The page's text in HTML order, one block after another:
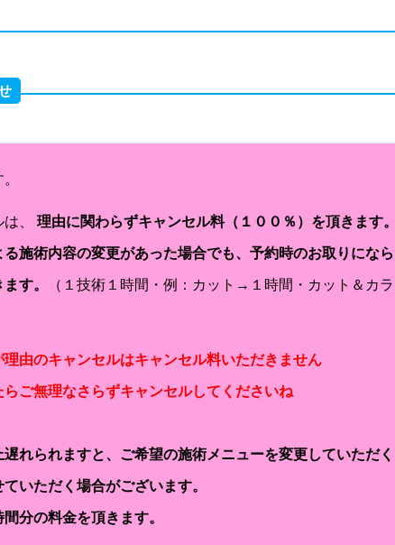
は、理由に関わらずキャンセル料（１００％）を頂きます。
施術内容の変更があった場合でも、予約時のお取りになら
す。 （１技術１時間・例：カット→１時間・カット＆カラ
由のキャンセルはキャンセル料いただきません
ご無理なさらずキャンセルしてくださいね
れられますと、ご希望の施術メニューを変更していただく
いただく場合がございます。
分の料金を頂きます。